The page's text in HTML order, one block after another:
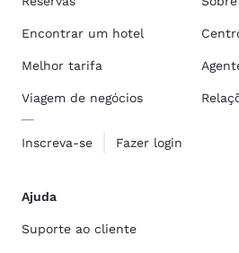
Encontrar um hotel
Melhor tarifa
Viagem de negócios
Inscreva-se Fazer login
Ajuda
Suporte ao cliente